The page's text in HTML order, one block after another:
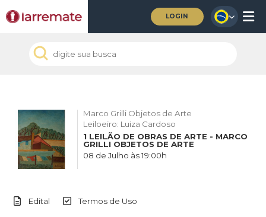
LOGIN
Marco Grilli Objetos de Arte
Leiloeiro: Luiza Cardoso
1 LEILÃO DE OBRAS DE ARTE - MARCO
GRILLI OBJETOS DE ARTE
08 de Julho às 19:00h
Edital Termos de Uso